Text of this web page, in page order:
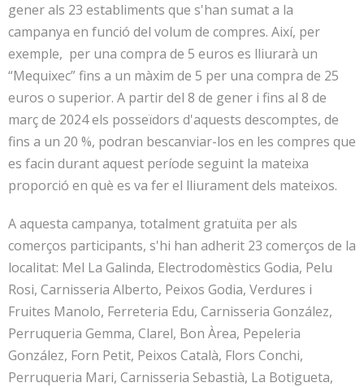
gener als 23 establiments que s'han sumat a la
campanya en funció del volum de compres. Així, per
exemple, per una compra de 5 euros es lliurarà un
“Mequixec” fins a un màxim de 5 per una compra de 25
euros o superior. A partir del 8 de gener i fins al 8 de
març de 2024 els posseïdors d'aquests descomptes, de
fins a un 20 %, podran bescanviar-los en les compres que
es facin durant aquest període seguint la mateixa
proporció en què es va fer el lliurament dels mateixos.
A aquesta campanya, totalment gratuïta per als
comerços participants, s'hi han adherit 23 comerços de la
localitat: Mel La Galinda, Electrodomèstics Godia, Pelu
Rosi, Carnisseria Alberto, Peixos Godia, Verdures i
Fruites Manolo, Ferreteria Edu, Carnisseria González,
Perruqueria Gemma, Clarel, Bon Àrea, Pepeleria
González, Forn Petit, Peixos Català, Flors Conchi,
Perruqueria Mari, Carnisseria Sebastià, La Botigueta,